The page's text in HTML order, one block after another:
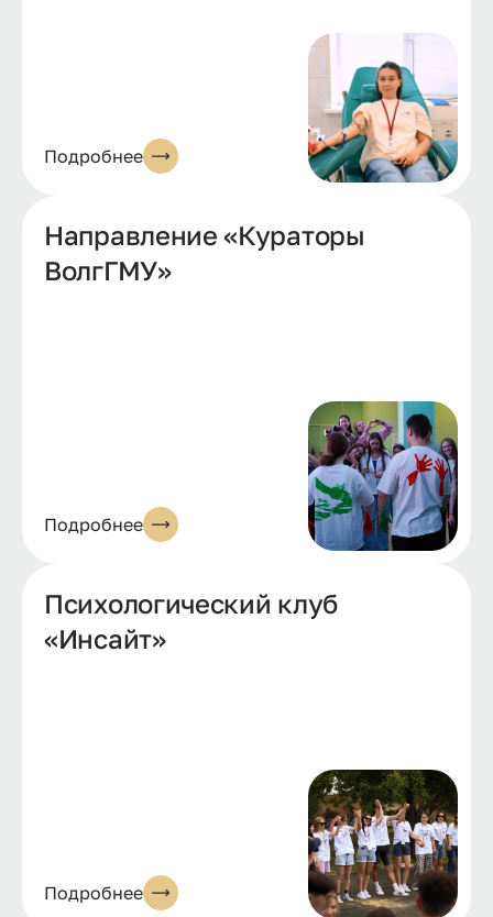
Подробнее
Направление «Кураторы
ВолгГМУ»
Подробнее
Психологический клуб
«Инсайт»
Подробнее